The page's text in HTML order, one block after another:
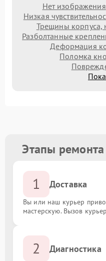
Нет изображения
Низкая
Трещины корпуса,
Разболтанные
Деформация
Поломка
Этапы
1 Доставка
Вы или наш курьер
мастерскую. Вызов
2 Диагностика